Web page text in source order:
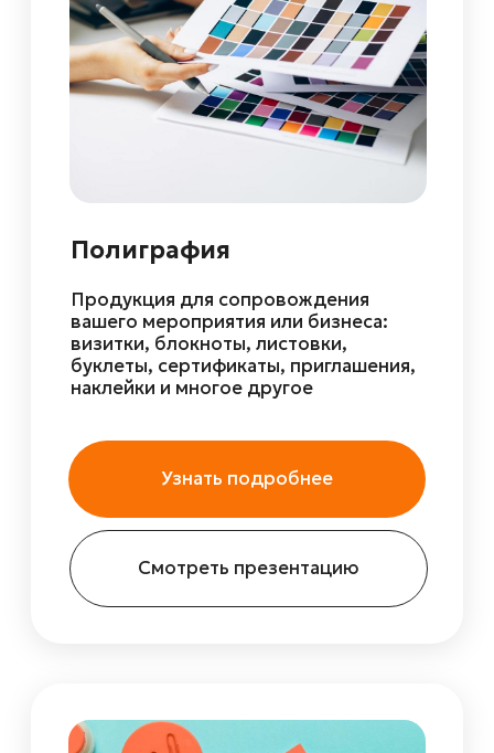
Смотреть презентацию
Шоколад, пакеты, канцелярские
и офисные принадлежности,
пауэрбанки и прочее
Узнать подробнее
продукция